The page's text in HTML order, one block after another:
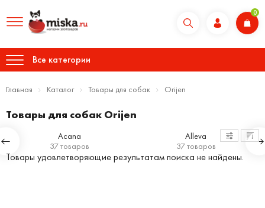
0
Все категории
Главная Каталог Товары для собак Orijen
Товары для собак Orijen
Acana
37 товаров
Alleva
37 товаров
Товары удовлетворяющие результатам поиска не найдены.